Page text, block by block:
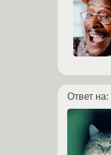
Ответ на: